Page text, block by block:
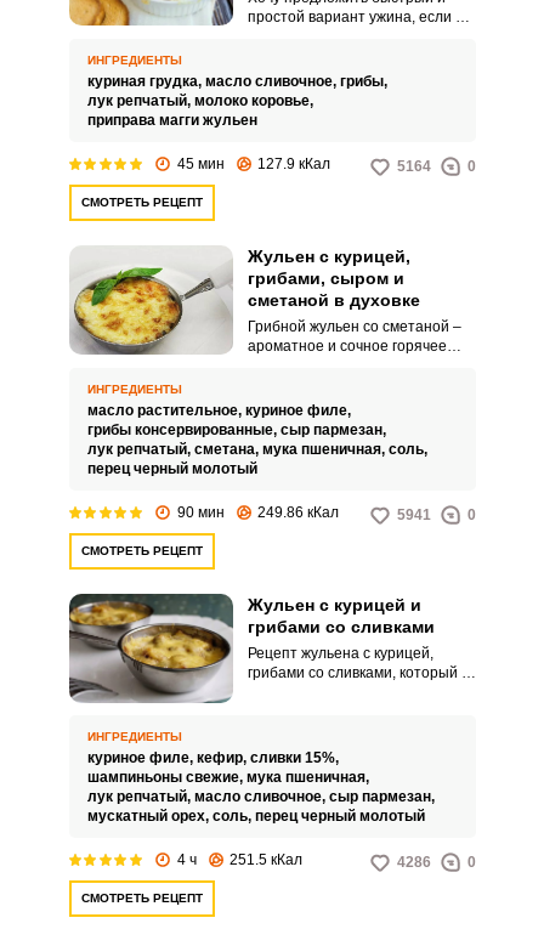
простой вариант ужина, если вы
руку.
ИНГРЕДИЕНТЫ
куриная грудка, масло сливочное, грибы,
лук репчатый, молоко коровье,
приправа магги жульен
45 мин 127.9 кКал 5164 0
СМОТРЕТЬ РЕЦЕПТ
Жульен с курицей,
грибами, сыром и
сметаной в духовке
Грибной жульен со сметаной –
ароматное и сочное горячее
бывшего Советского Союза и
подавалось только на
торжественные застолья.
Горячее блюдо готовится в
румяной корочкой.
ИНГРЕДИЕНТЫ
масло растительное, куриное филе,
грибы консервированные, сыр пармезан,
лук репчатый, сметана, мука пшеничная, соль,
перец черный молотый
90 мин 249.86 кКал 5941 0
СМОТРЕТЬ РЕЦЕПТ
Жульен с курицей и
грибами со сливками
Рецепт жульена с курицей,
грибами со сливками, который я
нежное куриное мясо
замечательно сочетается с
соусом, приготовленным на
основе сливок.
ИНГРЕДИЕНТЫ
куриное филе, кефир, сливки 15%,
шампиньоны свежие, мука пшеничная,
лук репчатый, масло сливочное, сыр пармезан,
мускатный орех, соль, перец черный молотый
4 ч 251.5 кКал 4286 0
СМОТРЕТЬ РЕЦЕПТ
Запомнить меня
ВХОД
Забыли пароль?